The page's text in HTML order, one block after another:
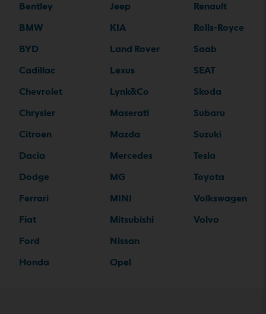
Bentley
BMW
BYD
Cadillac
Chevrolet
Chrysler
Citroen
Dacia
Dodge
Ferrari
Fiat
Ford
Honda
Jeep
KIA
Land Rover
Lexus
Lynk&Co
Maserati
Mazda
Mercedes
MG
MINI
Mitsubishi
Nissan
Opel
Renault
Rolls-Royce
Saab
SEAT
Skoda
Subaru
Suzuki
Tesla
Toyota
Volkswagen
Volvo